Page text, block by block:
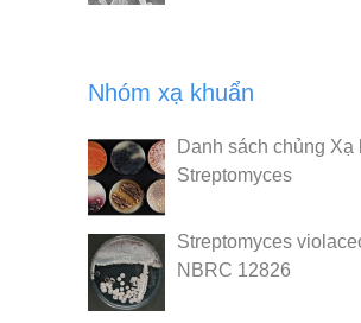
Nhóm xạ khuẩn
Danh sách chủng Xạ
Streptomyces
Streptomyces
NBRC 12826